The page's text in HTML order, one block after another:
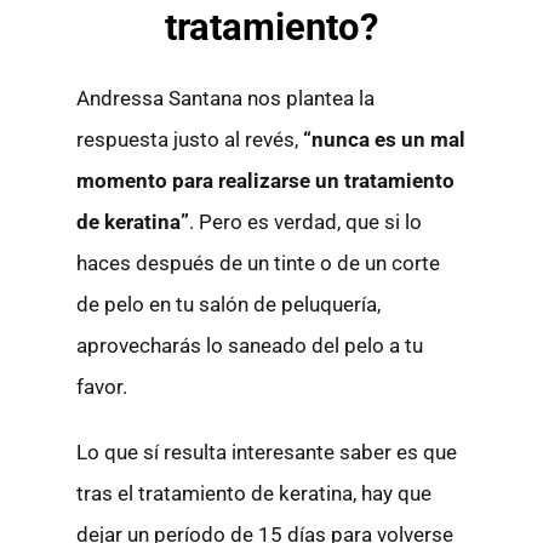
tratamiento?
Andressa Santana nos plantea la
respuesta justo al revés, “nunca es un mal
momento para realizarse un tratamiento
de keratina”. Pero es verdad, que si lo
haces después de un tinte o de un corte
de pelo en tu salón de peluquería,
aprovecharás lo saneado del pelo a tu
favor.
Lo que sí resulta interesante saber es que
tras el tratamiento de keratina, hay que
dejar un período de 15 días para volverse